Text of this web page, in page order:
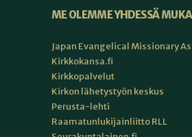
ME OLEMME YHDESSÄ
Japan Evangelical Missionary
Kirkkokansa.fi
Kirkkopalvelut
Kirkon lähetystyön keskus
Perusta-lehti
Raamatunlukijainliitto RLL